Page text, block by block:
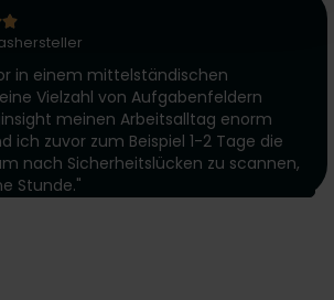

in einem mittelständischen
Vielzahl von Aufgabenfeldern
meinen Arbeitsalltag enorm
ich zuvor zum Beispiel 1-2 Tage die
nach Sicherheitslücken zu scannen,
Stunde."